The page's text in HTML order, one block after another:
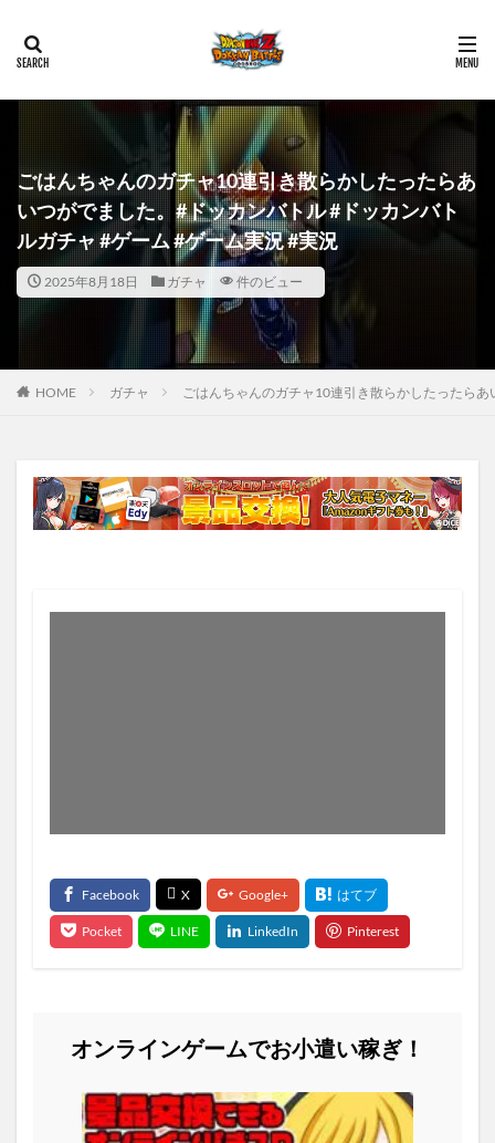
ごはんちゃんのガチャ10連引き散らかしたったらあ
いつがでました。#ドッカンバトル #ドッカンバト
ルガチャ #ゲーム #ゲーム実況 #実況
2025年8月18日 ガチャ 件のビュー
HOME ガチャ ごはんちゃんのガチャ10連引き散らかしたったら
オンラインゲームでお小遣い稼ぎ！